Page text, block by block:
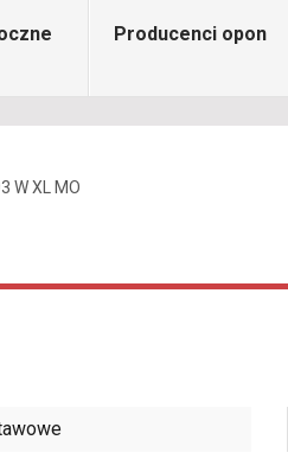
Producenci opon
W XL MO